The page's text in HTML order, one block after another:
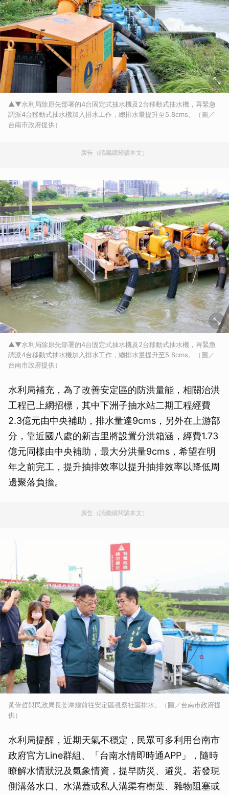
▲▼水利局除原先部署的4台固定式抽水機及2台移動式抽水機，再緊急
調派4台移動式抽水機加入排水工作，總排水量提升至5.8cms。（圖／
台南市政府提供）
廣告（請繼續閱讀本文）
▲▼水利局除原先部署的4台固定式抽水機及2台移動式抽水機，再緊急
調派4台移動式抽水機加入排水工作，總排水量提升至5.8cms。（圖／
台南市政府提供）
水利局補充，為了改善安定區的防洪量能，相關治洪
工程已上網招標，其中下洲子抽水站二期工程經費
2.3億元由中央補助，排水量達9cms，另外在上游部
分，靠近國八處的新吉里將設置分洪箱涵，經費1.73
億元同樣由中央補助，最大分洪量9cms，希望在明
年之前完工，提升抽排效率以提升抽排效率以降低周
邊聚落負擔。
廣告（請繼續閱讀本文）
黃偉哲與民政局長姜淋煌前往安定區視察社區排水。（圖／台南市政府提
供）
水利局提醒，近期天氣不穩定，民眾可多利用台南市
政府官方Line群組、「台南水情即時通APP」，隨時
瞭解水情狀況及氣象情資，提早防災、避災。若發現
側溝落水口、水溝蓋或私人溝渠有樹葉、雜物阻塞或